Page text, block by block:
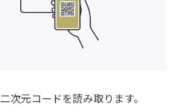
二次元コードを読み取ります。